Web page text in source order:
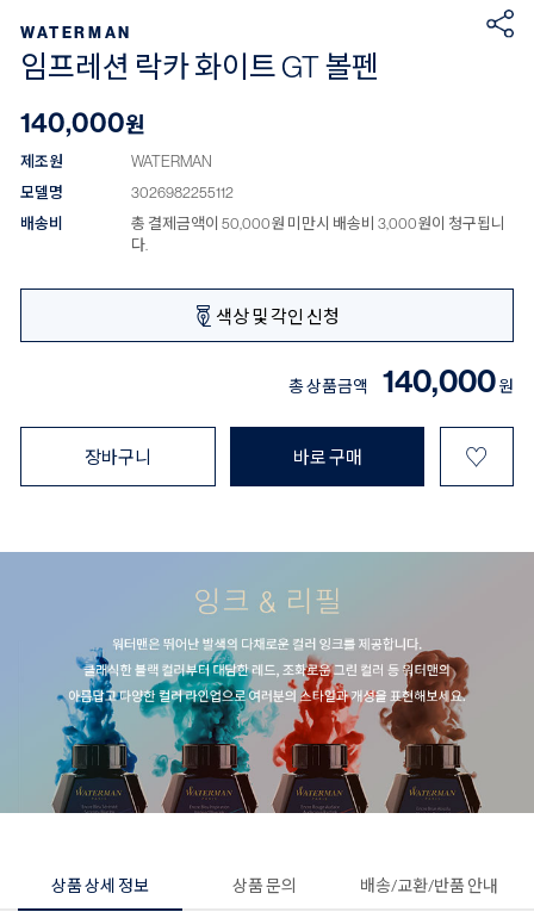
WATERMAN
임프레션 락카 화이트 GT 볼펜
140,000원
제조원
WATERMAN
모델명
3026982255112
배송비
총 결제금액이 50,000원 미만시 배송비 3,000원이 청구됩니
다.
색상 및 각인 신청
총 상품금액 140,000원
장바구니 바로 구매 ♡
상품 상세 정보 상품 문의 배송/교환/반품 안내